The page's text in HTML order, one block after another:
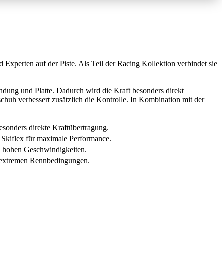
auf der Piste. Als Teil der Racing Kollektion verbindet sie
und Platte. Dadurch wird die Kraft besonders direkt
verbessert zusätzlich die Kontrolle. In Kombination mit der
direkte Kraftübertragung.
für maximale Performance.
Geschwindigkeiten.
Rennbedingungen.